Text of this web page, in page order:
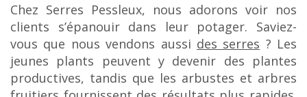
Chez Serres Pessleux, nous adorons voir nos
clients s’épanouir dans leur potager. Saviez-
vous que nous vendons aussi des serres ? Les
jeunes plants peuvent y devenir des plantes
productives, tandis que les arbustes et arbres